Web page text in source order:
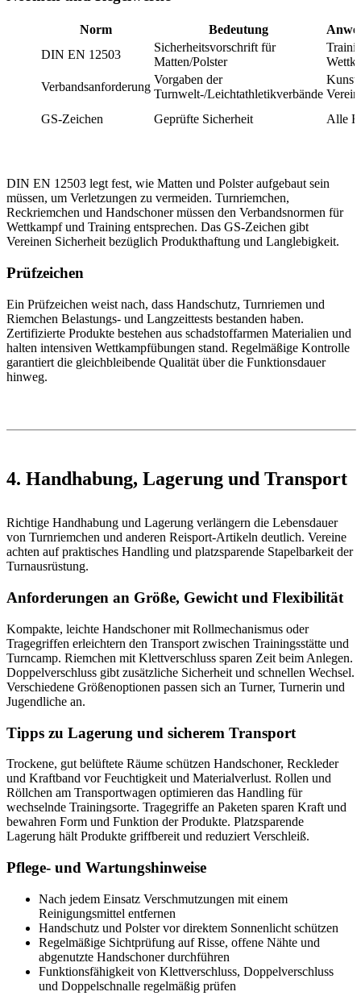
Norm Bedeutung
DIN EN 12503
Sicherheitsvorschrift für
Matten/Polster
Verbandsanforderung
Vorgaben der
Turnwelt-/Leichtathletikverbände
GS-Zeichen
Geprüfte Sicherheit Alle
DIN EN 12503 legt fest, wie Matten und Polster aufgebaut sein
müssen, um Verletzungen zu vermeiden. Turnriemchen,
Reckriemchen und Handschoner müssen den Verbandsnormen für
Wettkampf und Training entsprechen. Das GS-Zeichen gibt
Vereinen Sicherheit bezüglich Produkthaftung und Langlebigkeit.
Prüfzeichen
Ein Prüfzeichen weist nach, dass Handschutz, Turnriemen und
Riemchen Belastungs- und Langzeittests bestanden haben.
Zertifizierte Produkte bestehen aus schadstoffarmen Materialien und
halten intensiven Wettkampfübungen stand. Regelmäßige Kontrolle
garantiert die gleichbleibende Qualität über die Funktionsdauer
hinweg.
4. Handhabung, Lagerung und Transport
Richtige Handhabung und Lagerung verlängern die Lebensdauer
von Turnriemchen und anderen Reisport-Artikeln deutlich. Vereine
achten auf praktisches Handling und platzsparende Stapelbarkeit der
Turnausrüstung.
Anforderungen an Größe, Gewicht und Flexibilität
Kompakte, leichte Handschoner mit Rollmechanismus oder
Tragegriffen erleichtern den Transport zwischen Trainingsstätte und
Turncamp. Riemchen mit Klettverschluss sparen Zeit beim Anlegen.
Doppelverschluss gibt zusätzliche Sicherheit und schnellen Wechsel.
Verschiedene Größenoptionen passen sich an Turner, Turnerin und
Jugendliche an.
Tipps zu Lagerung und sicherem Transport
Trockene, gut belüftete Räume schützen Handschoner, Reckleder
und Kraftband vor Feuchtigkeit und Materialverlust. Rollen und
Röllchen am Transportwagen optimieren das Handling für
wechselnde Trainingsorte. Tragegriffe an Paketen sparen Kraft und
bewahren Form und Funktion der Produkte. Platzsparende
Lagerung hält Produkte griffbereit und reduziert Verschleiß.
Pflege- und Wartungshinweise
Nach jedem Einsatz Verschmutzungen mit einem
Reinigungsmittel entfernen
Handschutz und Polster vor direktem Sonnenlicht schützen
Regelmäßige Sichtprüfung auf Risse, offene Nähte und
abgenutzte Handschoner durchführen
Funktionsfähigkeit von Klettverschluss, Doppelverschluss
und Doppelschnalle regelmäßig prüfen